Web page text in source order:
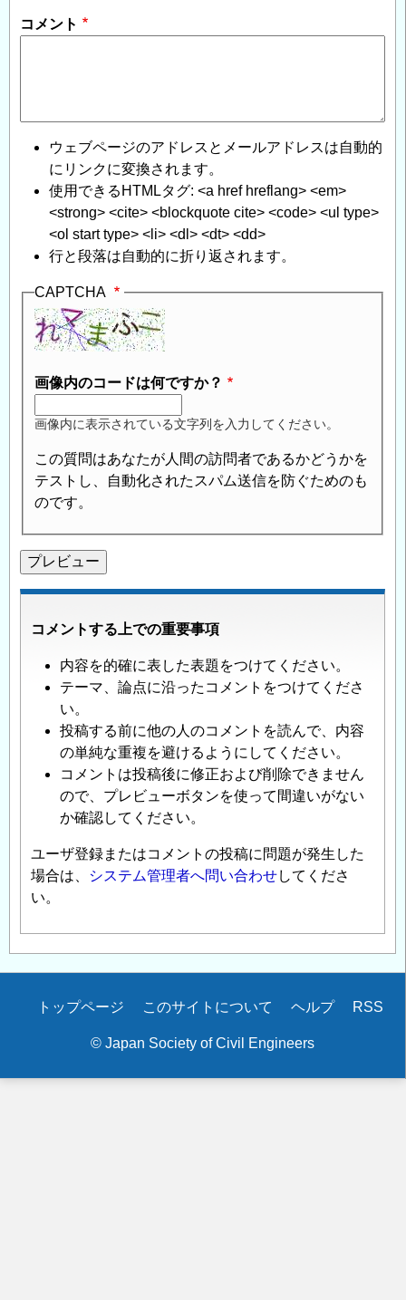
ー
力、
応
力
度
に
つ
い
て」
へ
の
返
信
コメント
ウェブページのアドレスとメールアドレスは自動的
にリンクに変換されます。
使用できるHTMLタグ: <a href hreflang> <em>
<strong> <cite> <blockquote cite> <code> <ul type>
<ol start type> <li> <dl> <dt> <dd>
行と段落は自動的に折り返されます。
CAPTCHA
画像内のコードは何ですか？
画像内に表示されている文字列を入力してください。
この質問はあなたが人間の訪問者であるかどうかを
テストし、自動化されたスパム送信を防ぐためのも
のです。
コメントする上での重要事項
内容を的確に表した表題をつけてください。
テーマ、論点に沿ったコメントをつけてくださ
い。
投稿する前に他の人のコメントを読んで、内容
の単純な重複を避けるようにしてください。
コメントは投稿後に修正および削除できません
ので、プレビューボタンを使って間違いがない
か確認してください。
ユーザ登録またはコメントの投稿に問題が発生した
場合は、
システム管理者へ問い合わせしてくださ
い。
Secondary
トップページ このサイトについて ヘルプ RSS
© Japan Society of Civil Engineers